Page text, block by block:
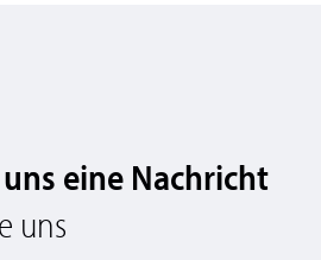
eine Nachricht
uns